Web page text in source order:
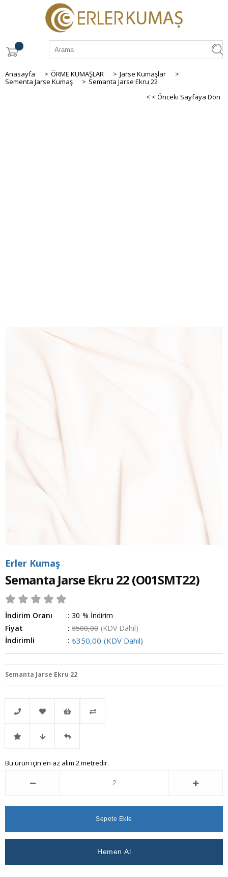
Anasayfa > ÖRME KUMAŞLAR > Jarse Kumaşlar
>
Sementa Jarse Kumaş
> Semanta Jarse Ekru 22
< < Önceki Sayfaya Dön
Erler Kumaş
Semanta Jarse Ekru 22(O01SMT22)
İndirim Oranı : %
30
İndirim
Fiyat
: ₺500,00 (KDV Dahil)
İndirimli
: ₺350,00 (KDV Dahil)
Semanta Jarse Ekru 22
Telefonla
Sipariş
Favorilere
Ekle
İstek
Listeme
İndirimli Fiyat
Ver
Gelince
Bu ürün için en az alım 2 metredir.